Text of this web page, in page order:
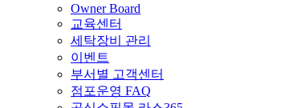
Owner Board
교육센터
세탁장비 관리
이벤트
부서별 고객센터
점포운영 FAQ